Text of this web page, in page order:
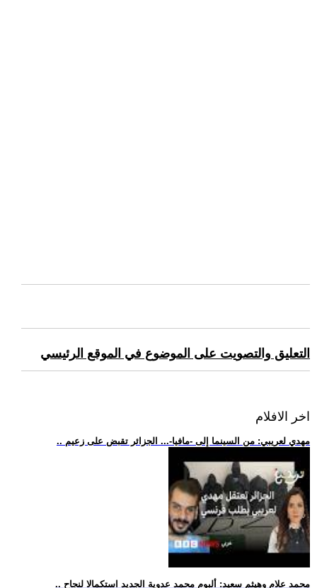
التعليق والتصويت على الموضوع في الموقع الرئيسي
اخر الافلام
.. مهدي لعريبي: من السينما إلى -مافيا-... الجزائر تقبض على زعيم
.. محمد علام وهيثم سعيد: ألبوم محمد عدوية الجديد استكمالا لنجاح